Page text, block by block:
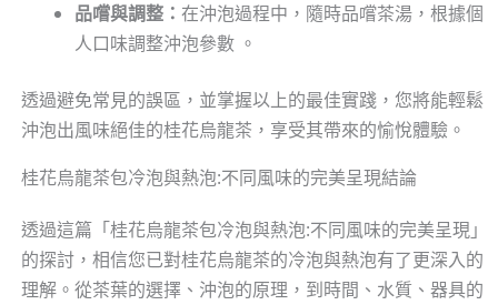
品嚐與調整： 在沖泡過程中，隨時品嚐茶湯，根據個
人口味調整沖泡參數 。
透過避免常見的誤區，並掌握以上的最佳實踐，您將能輕鬆
沖泡出風味絕佳的桂花烏龍茶，享受其帶來的愉悅體驗。
桂花烏龍茶包冷泡與熱泡:不同風味的完美呈現結論
透過這篇「桂花烏龍茶包冷泡與熱泡:不同風味的完美呈現」
的探討，相信您已對桂花烏龍茶的冷泡與熱泡有了更深入的
理解。從茶葉的選擇、沖泡的原理，到時間、水質、器具的